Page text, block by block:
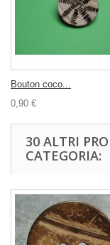
Bouton coco...
0,90 €
30 ALTRI
CATEGORIA: